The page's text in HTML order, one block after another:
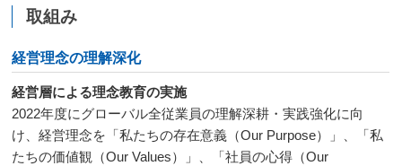
取組み
経営理念の理解深化
経営層による理念教育の実施
2022年度にグローバル全従業員の理解深耕・実践強化に向
け、経営理念を「私たちの存在意義（Our Purpose）」、「私
たちの価値観（Our Values）」、「社員の心得（Our